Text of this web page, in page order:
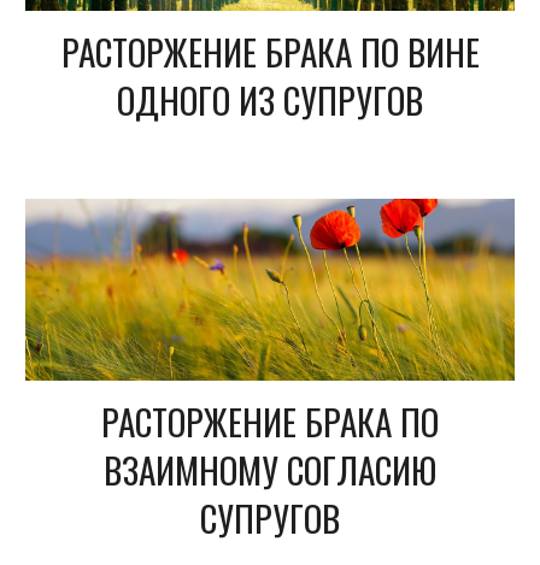
РАСТОРЖЕНИЕ БРАКА ПО ВИНЕ
ОДНОГО ИЗ СУПРУГОВ
РАСТОРЖЕНИЕ БРАКА ПО
ВЗАИМНОМУ СОГЛАСИЮ
СУПРУГОВ